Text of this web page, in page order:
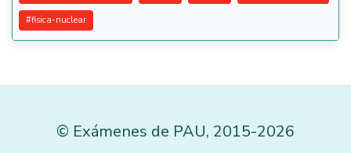
#fisica-nuclear
© Exámenes de PAU, 2015-2026